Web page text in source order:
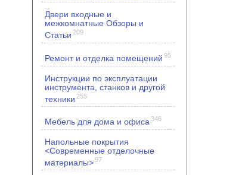
Двери входные и
межкомнатные Обзоры и
Статьи 209
Ремонт и отделка помещений 95
Инструкции по эксплуатации
инструмента, станков и другой
техники 255
Мебель для дома и офиса 346
Напольные покрытия
<Современные отделочные
материалы>97